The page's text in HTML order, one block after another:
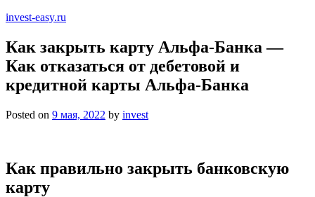
invest-easy.ru
Как закрыть карту Альфа-Банка —
Как отказаться от дебетовой и
кредитной карты Альфа-Банка
Posted on 9 мая, 2022 by invest
Как правильно закрыть банковскую
карту